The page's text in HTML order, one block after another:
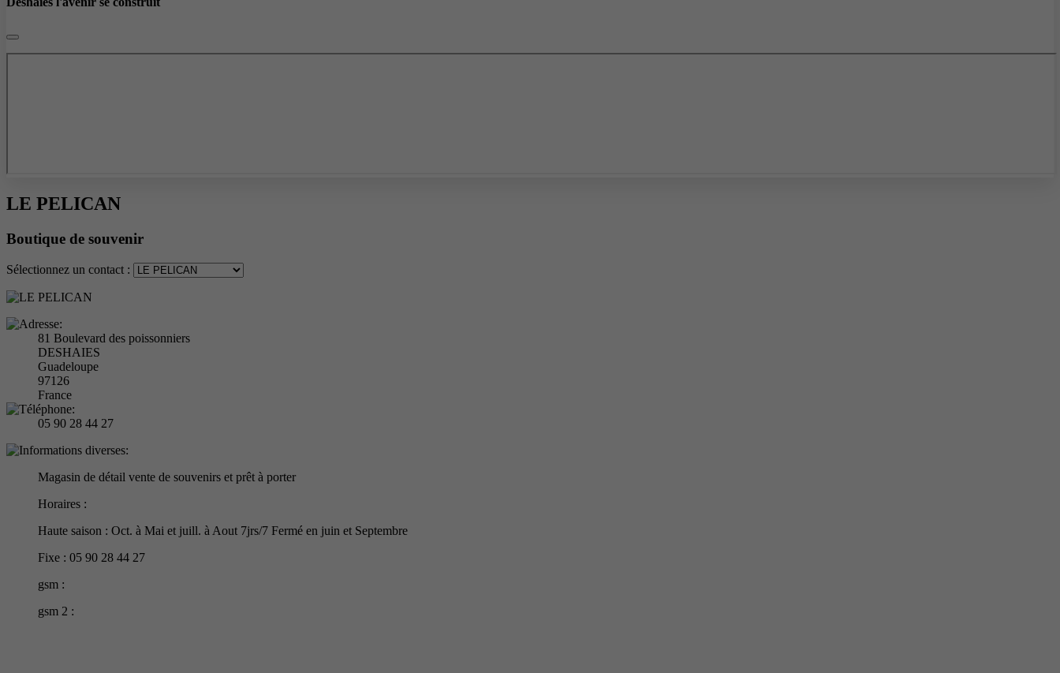
LE PELICAN
Boutique de souvenir
Sélectionnez un contact :
81 Boulevard des poissonniers
DESHAIES
Guadeloupe
97126
France
05 90 28 44 27
Magasin de détail vente de souvenirs et prêt à porter
Horaires :
Haute saison : Oct. à Mai et juill. à Aout 7jrs/7 Fermé en juin et Septembre
Fixe : 05 90 28 44 27
gsm :
gsm 2 :